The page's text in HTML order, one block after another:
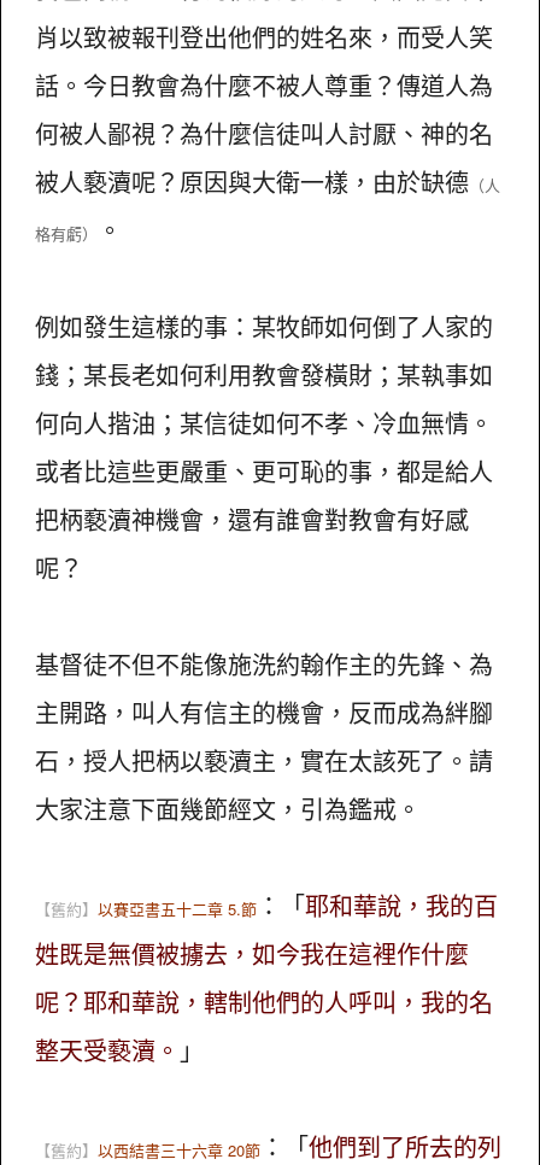
肖以致被報刊登出他們的姓名來，而受人笑
話。今日教會為什麼不被人尊重？傳道人為
何被人鄙視？為什麼信徒叫人討厭、神的名
被人褻瀆呢？原因與大衛一樣，由於缺德 （人
格有虧） 。
例如發生這樣的事：某牧師如何倒了人家的
錢；某長老如何利用教會發橫財；某執事如
何向人揩油；某信徒如何不孝、冷血無情。
或者比這些更嚴重、更可恥的事，都是給人
把柄褻瀆神機會，還有誰會對教會有好感
呢？
基督徒不但不能像施洗約翰作主的先鋒、為
主開路，叫人有信主的機會，反而成為絆腳
石，授人把柄以褻瀆主，實在太該死了。請
大家注意下面幾節經文，引為鑑戒。
【舊約】以賽亞書五十二章 5.節 ：「耶和華說，我的百
姓既是無價被擄去，如今我在這裡作什麼
呢？耶和華說，轄制他們的人呼叫，我的名
整天受褻瀆。 」
【舊約】以西結書三十六章 20節 ：「他們到了所去的列